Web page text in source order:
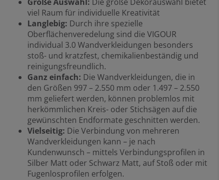
viel Raum für individuelle Kreativität
Langlebig: Durch ihre spezielle
Oberflächenveredelung sind die VIGOUR
individual 3.0 Wandverkleidungen besonders
stoß- und kratzfest, chemikalienbeständig und
reinigungsfreundlich.
Ganz einfach: Die Wandverkleidungen, die in
den Größen 997 – 2.550 mm oder 1.497 – 2.550
mm geliefert werden, können problemlos mit
herkömmlichen Kreis- oder Stichsägen auf die
gewünschten Endformate geschnitten werden.
Vielseitig: Die Verbindung von mehreren
Wandverkleidungen kann – je nach
Kundenwunsch – mittels Verbindungsprofilen in
Silber Matt oder Schwarz Matt, auf Stoß oder mit
Fugenlosprofilen erfolgen.